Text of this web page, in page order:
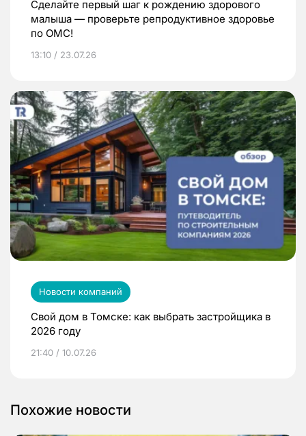
Сделайте первый шаг к рождению здорового
малыша — проверьте репродуктивное здоровье
по ОМС!
13:10 / 23.07.26
Новости компаний
Свой дом в Томске: как выбрать застройщика в
2026 году
21:40 / 10.07.26
Похожие новости